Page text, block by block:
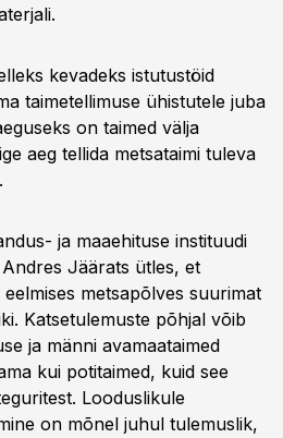
kevadeks istutustöid
taimetellimuse ühistutele juba
on taimed välja
aeg tellida metsataimi tuleva
ja maaehituse instituudi
Jäärats ütles, et
metsapõlves suurimat
Katsetulemuste põhjal võib
ja männi avamaataimed
kui potitaimed, kuid see
Looduslikule
on mõnel juhul tulemuslik,